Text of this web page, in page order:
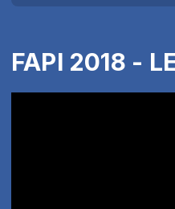
FAPI 2018 -